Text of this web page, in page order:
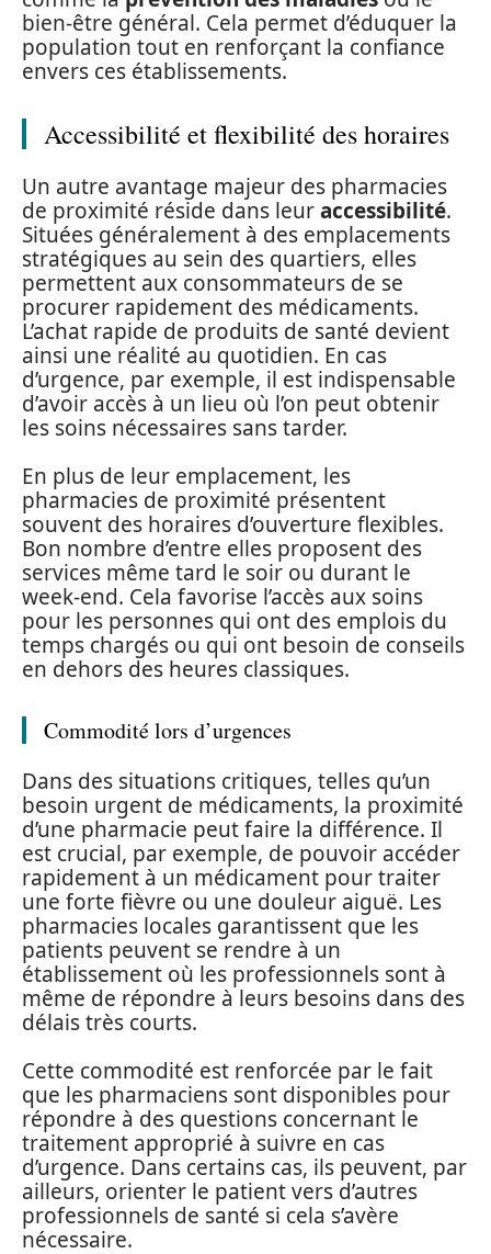
bien-être général. Cela permet d’éduquer la
population tout en renforçant la confiance
envers ces établissements.
Accessibilité et flexibilité des horaires
Un autre avantage majeur des pharmacies
de proximité réside dans leuraccessibilité.
Situées généralement à des emplacements
stratégiques au sein des quartiers, elles
permettent aux consommateurs de se
procurer rapidement des médicaments.
L’achat rapide de produits de santé devient
ainsi une réalité au quotidien. En cas
d’urgence, par exemple, il est indispensable
d’avoir accès à un lieu où l’on peut obtenir
les soins nécessaires sans tarder.
En plus de leur emplacement, les
pharmacies de proximité présentent
souvent des horaires d’ouverture flexibles.
Bon nombre d’entre elles proposent des
services même tard le soir ou durant le
week-end. Cela favorise l’accès aux soins
pour les personnes qui ont des emplois du
temps chargés ou qui ont besoin de conseils
en dehors des heures classiques.
Commodité lors d’urgences
Dans des situations critiques, telles qu’un
besoin urgent de médicaments, la proximité
d’une pharmacie peut faire la différence. Il
est crucial, par exemple, de pouvoir accéder
rapidement à un médicament pour traiter
une forte fièvre ou une douleur aiguë. Les
pharmacies locales garantissent que les
patients peuvent se rendre à un
établissement où les professionnels sont à
même de répondre à leurs besoins dans des
délais très courts.
Cette commodité est renforcée par le fait
que les pharmaciens sont disponibles pour
répondre à des questions concernant le
traitement approprié à suivre en cas
d’urgence. Dans certains cas, ils peuvent, par
ailleurs, orienter le patient vers d’autres
professionnels de santé si cela s’avère
nécessaire.